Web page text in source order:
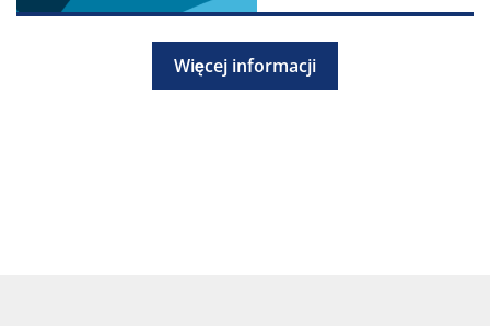
Więcej informacji